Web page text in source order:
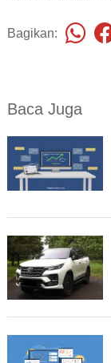
Bagikan:
Baca Juga